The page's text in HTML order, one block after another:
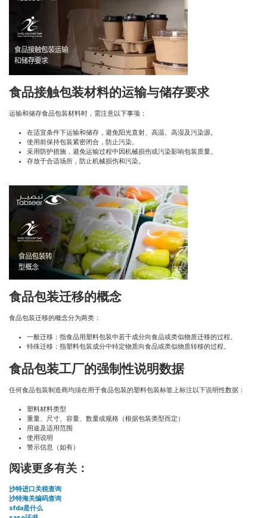
食品接触包装材料的运输与储存要求
运输和储存食品包装材料时，需注意以下事项：
在适宜条件下运输和储存，避免阳光直射、高温、高湿及污染源。
使用前保持包装紧密闭合，防止污染。
采用防护措施，避免运输过程中因机械损伤或污染影响包装质量。
存放于合适场所，防止机械损伤和污染。
食品包装迁移的概念
食品包装迁移的概念分为两类：
一般迁移：指食品用塑料包装中若干成分向食品或类似物质迁移的过程。
特殊迁移：指塑料包装成分中特定物质向食品或类似物质转移的过程。
食品包装工厂的强制性说明数据
任何食品包装制造商均须在用于食品包装的塑料包装标签上标注以下说明性数据：
塑料材料类型
重量、尺寸、容量、数量或规格（根据包装类型而定）
用途及适用范围
使用说明
警示信息（如有）
阅读更多有关：
沙特进口关税查询
沙特海关编码查询
sfda是什么